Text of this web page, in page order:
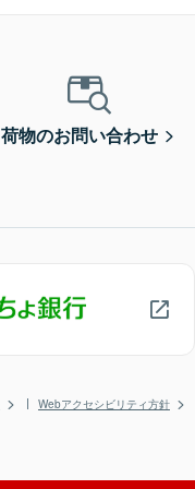
荷物のお問い合わせ
Webアクセシビリティ方針